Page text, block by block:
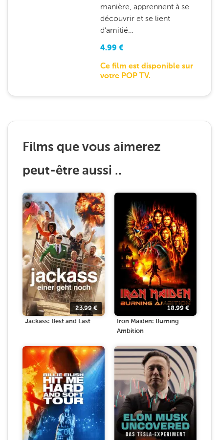
manière, apprennent à se
découvrir et se lient
d’amitié…
4.99 €
Ce film est disponible sur
votre POP TV.
Films que vous aimerez
peut-être aussi ..
23.99€
Jackass: Best and Last
18.99 €
Iron Maiden: Burning
Ambition